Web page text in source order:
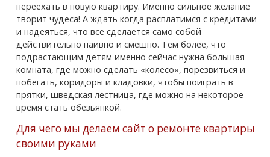
переехать в новую квартиру. Именно сильное желание
творит чудеса! А ждать когда расплатимся с кредитами
и надеяться, что все сделается само собой
действительно наивно и смешно. Тем более, что
подрастающим детям именно сейчас нужна большая
комната, где можно сделать «колесо», порезвиться и
побегать, коридоры и кладовки, чтобы поиграть в
прятки, шведская лестница, где можно на некоторое
время стать обезьянкой.
Для чего мы делаем сайт о ремонте квартиры
своими руками